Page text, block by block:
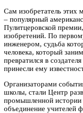
Сам изобретатель
– популярный
Пулитцеровской
изобретений. По
инженером, судьба
человека, который
превратился в
принесли ему
Организаторами
школы, стали Центр
промышленной истории
объединение учителей